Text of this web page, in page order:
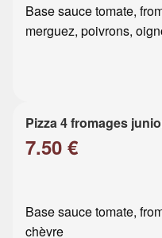
Base sauce tomate,
merguez, poivrons,
Pizza 4 fromages
7.50 €
Base sauce tomate,
chèvre